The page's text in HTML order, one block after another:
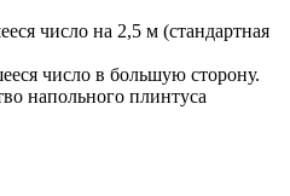
число на 2,5 м (стандартная
число в большую сторону.
напольного плинтуса